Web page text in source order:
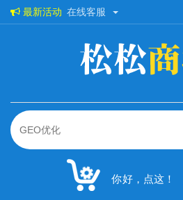
最新活动 在线客服
你好，点这！